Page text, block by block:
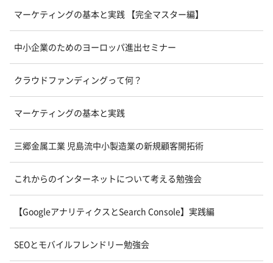
マーケティングの基本と実践 【完全マスター編】
中小企業のためのヨーロッパ進出セミナー
クラウドファンディングって何？
マーケティングの基本と実践
三郷金属工業 児島流中小製造業の新規顧客開拓術
これからのインターネットについて考える勉強会
【GoogleアナリティクスとSearch Console】実践編
SEOとモバイルフレンドリー勉強会